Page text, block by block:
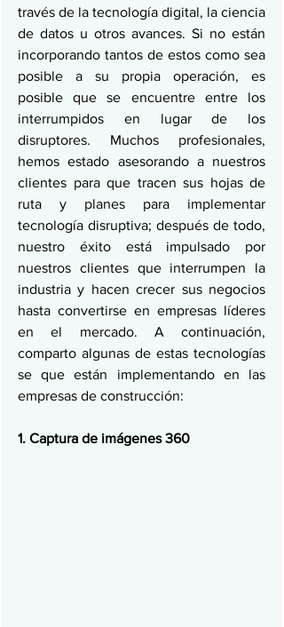
través de la tecnología digital, la ciencia
de datos u otros avances. Si no están
incorporando tantos de estos como sea
posible a su propia operación, es
posible que se encuentre entre los
interrumpidos en lugar de los
disruptores. Muchos profesionales,
hemos estado asesorando a nuestros
clientes para que tracen sus hojas de
ruta y planes para implementar
tecnología disruptiva; después de todo,
nuestro éxito está impulsado por
nuestros clientes que interrumpen la
industria y hacen crecer sus negocios
hasta convertirse en empresas líderes
en el mercado. A continuación,
comparto algunas de estas tecnologías
se que están implementando en las
empresas de construcción:
1. Captura de imágenes 360